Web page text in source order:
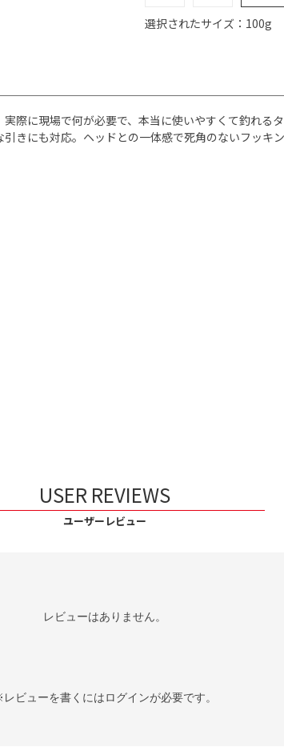
選択されたサイズ：100g
際に現場で何が必要で、本当に使いやすくて釣れる
きにも対応。ヘッドとの一体感で死角のないフッ
USER REVIEWS
ユーザーレビュー
レビューはありません。
ビューを書くにはログインが必要です。